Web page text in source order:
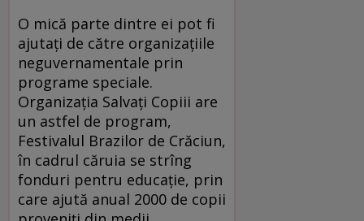
O mică parte dintre ei pot fi
ajutaţi de către organizaţiile
neguvernamentale prin
programe speciale.
Organizaţia Salvaţi Copiii are
un astfel de program,
Festivalul Brazilor de Crăciun,
în cadrul căruia se strîng
fonduri pentru educaţie, prin
care ajută anual 2000 de copii